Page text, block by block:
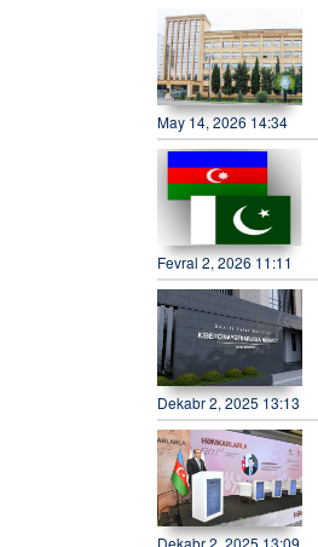
May 14, 2026 14:34
Fevral 2, 2026 11:11
Dekabr 2, 2025 13:13
Dekabr 2, 2025 13:09